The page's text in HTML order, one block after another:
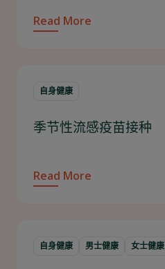
Read More
自身健康
季节性流感疫苗接种
Read More
自身健康 男士健康 女士健康